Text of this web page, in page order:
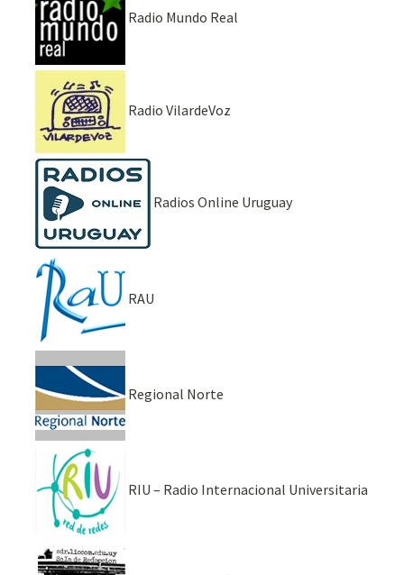
Radio Mundo Real
Radio VilardeVoz
Radios Online Uruguay
RAU
Regional Norte
RIU – Radio Internacional Universitaria